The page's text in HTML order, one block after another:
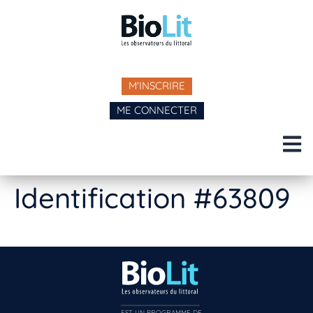
M'INSCRIRE
ME CONNECTER
Identification #63809